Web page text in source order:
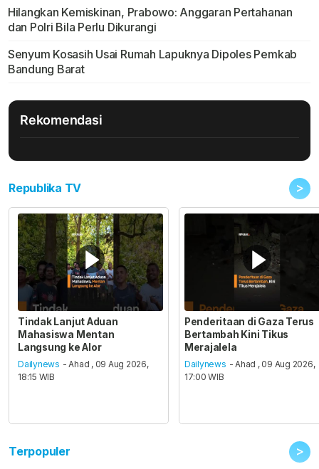
Hilangkan Kemiskinan, Prabowo: Anggaran Pertahanan
dan Polri Bila Perlu Dikurangi
Senyum Kosasih Usai Rumah Lapuknya Dipoles Pemkab
Bandung Barat
Rekomendasi
Republika TV >
Tindak Lanjut Aduan
Mahasiswa Mentan
Langsung ke Alor
Dailynews - Ahad , 09 Aug 2026,
18:15 WIB
Penderitaan di Gaza Terus
Bertambah Kini Tikus
Merajalela
Dailynews - Ahad , 09 Aug 2026,
17:00 WIB
Terpopuler >